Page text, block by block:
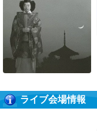
ライブ会場情報